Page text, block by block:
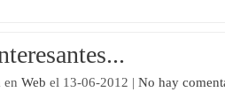
en Web el 13-06-2012 | No hay